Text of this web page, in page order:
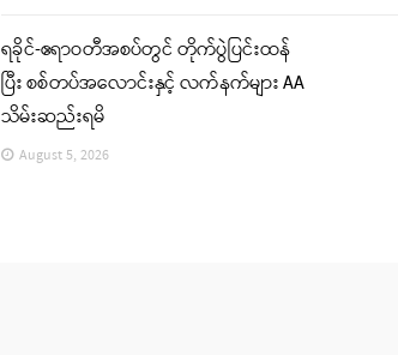
ရခိုင်-ဧရာဝတီအစပ်တွင် တိုက်ပွဲပြင်းထန်
ပြီး စစ်တပ်အလောင်းနှင့် လက်နက်များ AA
သိမ်းဆည်းရမိ
August 5, 2026